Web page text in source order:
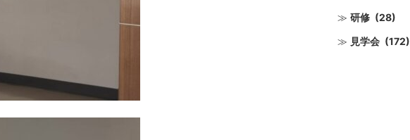
研修 (28)
見学会 (172)